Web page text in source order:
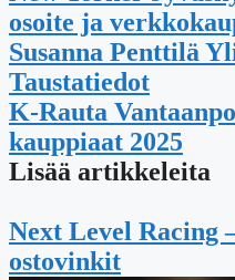
osoite ja
Susanna Penttilä
Taustatiedot
K-Rauta
kauppiaat 2025
Lisää artikkeleita
Next Level Racing
ostovinkit